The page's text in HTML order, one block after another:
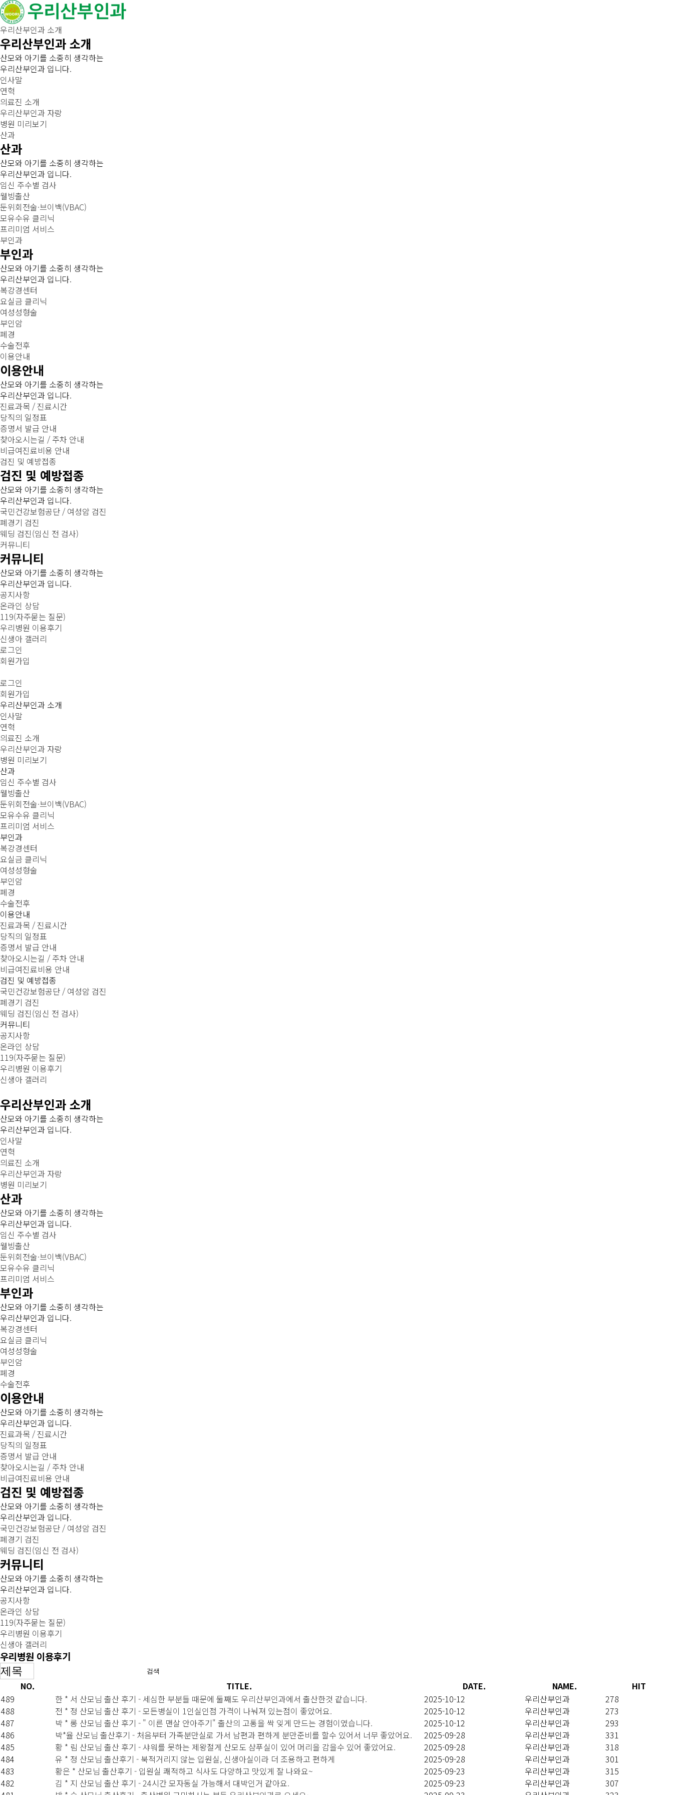
우리산부인과 소개
우리산부인과 소개
산모와 아기를 소중히 생각하는
우리산부인과 입니다.
인사말
연혁
의료진 소개
우리산부인과 자랑
병원 미리보기
산과
산과
산모와 아기를 소중히 생각하는
우리산부인과 입니다.
임신 주수별 검사
웰빙출산
둔위회전술·브이백(VBAC)
모유수유 클리닉
프리미엄 서비스
부인과
부인과
산모와 아기를 소중히 생각하는
우리산부인과 입니다.
복강경센터
요실금 클리닉
여성성형술
부인암
폐경
수술전후
이용안내
이용안내
산모와 아기를 소중히 생각하는
우리산부인과 입니다.
진료과목 / 진료시간
당직의 일정표
증명서 발급 안내
찾아오시는길 / 주차 안내
비급여진료비용 안내
검진 및 예방접종
검진 및 예방접종
산모와 아기를 소중히 생각하는
우리산부인과 입니다.
국민건강보험공단 / 여성암 검진
폐경기 검진
웨딩 검진(임신 전 검사)
커뮤니티
커뮤니티
산모와 아기를 소중히 생각하는
우리산부인과 입니다.
공지사항
온라인 상담
119(자주묻는 질문)
우리병원 이용후기
신생아 갤러리
로그인
회원가입
로그인
회원가입
우리산부인과 소개
인사말
연혁
의료진 소개
우리산부인과 자랑
병원 미리보기
산과
임신 주수별 검사
웰빙출산
둔위회전술·브이백(VBAC)
모유수유 클리닉
프리미엄 서비스
부인과
복강경센터
요실금 클리닉
여성성형술
부인암
폐경
수술전후
이용안내
진료과목 / 진료시간
당직의 일정표
증명서 발급 안내
찾아오시는길 / 주차 안내
비급여진료비용 안내
검진 및 예방접종
국민건강보험공단 / 여성암 검진
폐경기 검진
웨딩 검진(임신 전 검사)
커뮤니티
공지사항
온라인 상담
119(자주묻는 질문)
우리병원 이용후기
신생아 갤러리
우리산부인과 소개
산모와 아기를 소중히 생각하는
우리산부인과 입니다.
인사말
연혁
의료진 소개
우리산부인과 자랑
병원 미리보기
산과
산모와 아기를 소중히 생각하는
우리산부인과 입니다.
임신 주수별 검사
웰빙출산
둔위회전술·브이백(VBAC)
모유수유 클리닉
프리미엄 서비스
부인과
산모와 아기를 소중히 생각하는
우리산부인과 입니다.
복강경센터
요실금 클리닉
여성성형술
부인암
폐경
수술전후
이용안내
산모와 아기를 소중히 생각하는
우리산부인과 입니다.
진료과목 / 진료시간
당직의 일정표
증명서 발급 안내
찾아오시는길 / 주차 안내
비급여진료비용 안내
검진 및 예방접종
산모와 아기를 소중히 생각하는
우리산부인과 입니다.
국민건강보험공단 / 여성암 검진
폐경기 검진
웨딩 검진(임신 전 검사)
커뮤니티
산모와 아기를 소중히 생각하는
우리산부인과 입니다.
공지사항
온라인 상담
119(자주묻는 질문)
우리병원 이용후기
신생아 갤러리
우리병원 이용후기
검색
NO. TITLE. DATE. NAME.
HIT
489
한 * 서 산모님 출산 후기 - 세심한 부분들 때문에 둘째도 우리산부인과에서 출산한것 같습니다. 2025-10-12 우리산부인과
278
488
전 * 정 산모님 출산 후기 - 모든병실이 1인실인점 가격이 나눠져 있는점이 좋았어요. 2025-10-12 우리산부인과
273
487
박 * 롱 산모님 출산 후기 - " 이른 맨살 안아주기" 출산의 고통을 싹 잊게 만드는 경험이였습니다. 2025-10-12 우리산부인과
293
486
박*율 산모님 출산후기 - 처음부터 가족분만실로 가서 남편과 편하게 분만준비를 할수 있어서 너무 좋았어요. 2025-09-28 우리산부인과
331
485
황 * 림 산모님 출산 후기 - 샤워를 못하는 제왕절게 산모도 샴푸실이 있어 머리을 감을수 있어 좋았어요. 2025-09-28 우리산부인과
318
484
유 * 정 산모님 출산후기 - 북적거리지 않는 입원실, 신생아실이라 더 조용하고 편하게 2025-09-28 우리산부인과
301
483
황은 * 산모님 출산후기 - 입원실 쾌적하고 식사도 다양하고 맛있게 잘 나와요~ 2025-09-23 우리산부인과
315
482
김 * 지 산모님 출산 후기 - 24시간 모자동실 가능해서 대박인거 같아요. 2025-09-23 우리산부인과
307